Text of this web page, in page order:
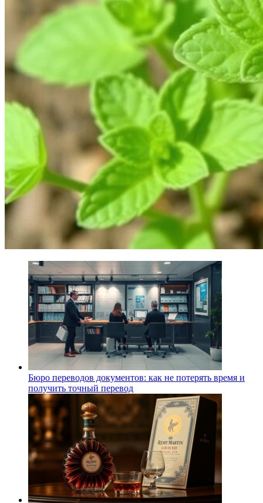
Бюро переводов документов: как не потерять время и
получить точный перевод